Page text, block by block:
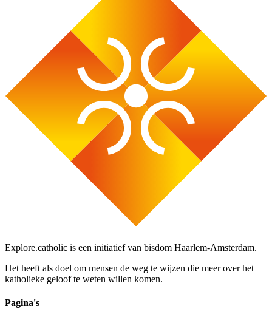
Explore.catholic is een initiatief van bisdom Haarlem-Amsterdam.
Het heeft als doel om mensen de weg te wijzen die meer over het
katholieke geloof te weten willen komen.
Pagina's